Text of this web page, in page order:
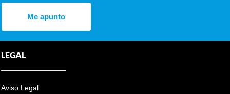
Me apunto
LEGAL
Aviso Legal